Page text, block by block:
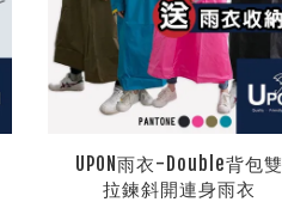
UPON雨衣-Double背包雙
拉鍊斜開連身雨衣